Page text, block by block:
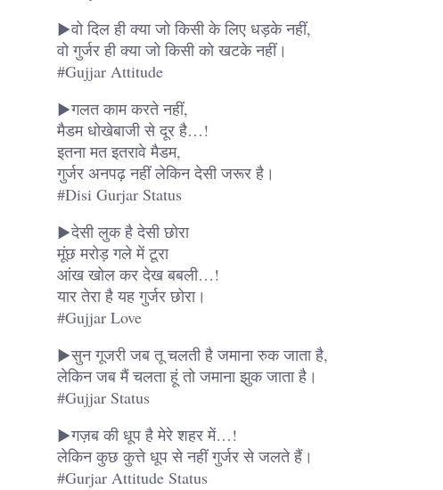
▶वो दिल ही क्या जो किसी के लिए धड़के नहीं,
वो गुर्जर ही क्या जो किसी को खटके नहीं।
#Gujjar Attitude
▶गलत काम करते नहीं,
मैडम धोखेबाजी से दूर है…!
इतना मत इतरावे मैडम,
गुर्जर अनपढ़ नहीं लेकिन देसी जरूर है।
#Disi Gurjar Status
▶देसी लुक है देसी छोरा
मूंछ मरोड़ गले में टूरा
आंख खोल कर देख बबली…!
यार तेरा है यह गुर्जर छोरा।
#Gujjar Love
▶सुन गूजरी जब तू चलती है जमाना रुक जाता है,
लेकिन जब मैं चलता हूं तो जमाना झुक जाता है।
#Gujjar Status
▶गज़ब की धूप है मेरे शहर में…!
लेकिन कुछ कुत्ते धूप से नहीं गुर्जर से जलते हैं।
#Gurjar Attitude Status